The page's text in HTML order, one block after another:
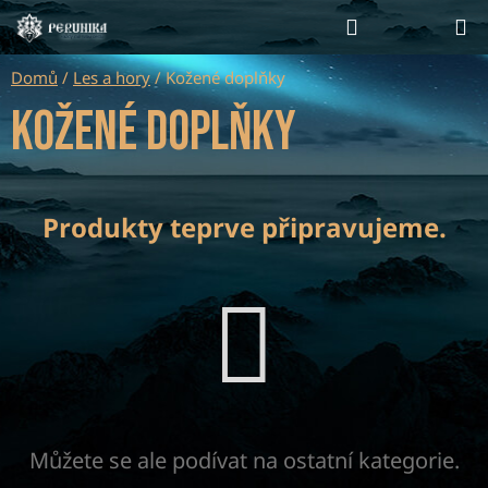
Přejít
na
obsah
Hledat
KOŠÍK
Domů / Les a hory / Kožené doplňky
Kožené doplňky
Produkty teprve připravujeme.
Můžete se ale podívat na ostatní kategorie.